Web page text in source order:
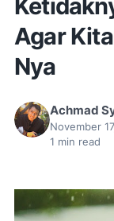
Agar
Nya
Achmad
November
1 min read